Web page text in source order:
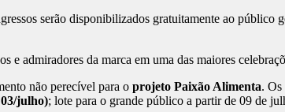
serão disponibilizados gratuitamente ao público
admiradores da marca em uma das maiores
não perecível para o projeto Paixão Alimenta. Os
julho); lote para o grande público a partir de 09 de